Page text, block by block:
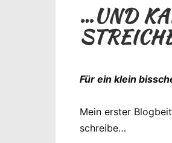
…UND
Für ein klein
Mein erster
schreibe…